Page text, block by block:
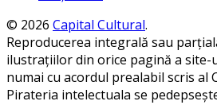
© 2026 Capital Cultural.
Reproducerea integrală sau
ilustrațiilor din orice pagină a site-
numai cu acordul prealabil scris al
Pirateria intelectuala se